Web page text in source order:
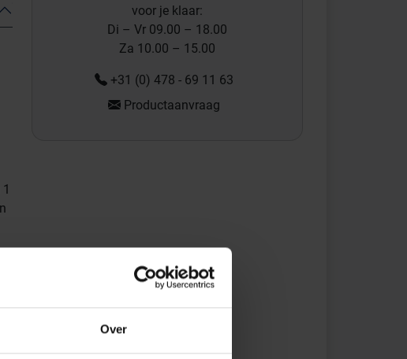
Over
voor je klaar:
Di – Vr 09.00 – 18.00
Za 10.00 – 15.00
+31 (0) 478 - 69 11 63
Productaanvraag